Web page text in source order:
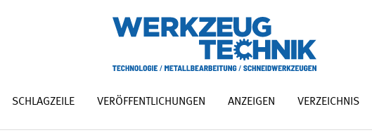
SCHLAGZEILE VERÖFFENTLICHUNGEN ANZEIGEN VERZEICHNIS